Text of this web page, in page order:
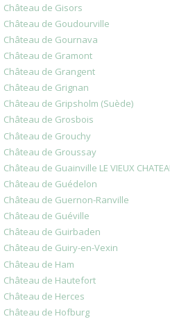
Château de Gisors
Château de Goudourville
Château de Gournava
Château de Gramont
Château de Grangent
Château de Grignan
Château de Gripsholm (Suède)
Château de Grosbois
Château de Grouchy
Château de Groussay
Château de Guainville LE VIEUX
Château de Guédelon
Château de Guernon-Ranville
Château de Guéville
Château de Guirbaden
Château de Guiry-en-Vexin
Château de Ham
Château de Hautefort
Château de Herces
Château de Hofburg